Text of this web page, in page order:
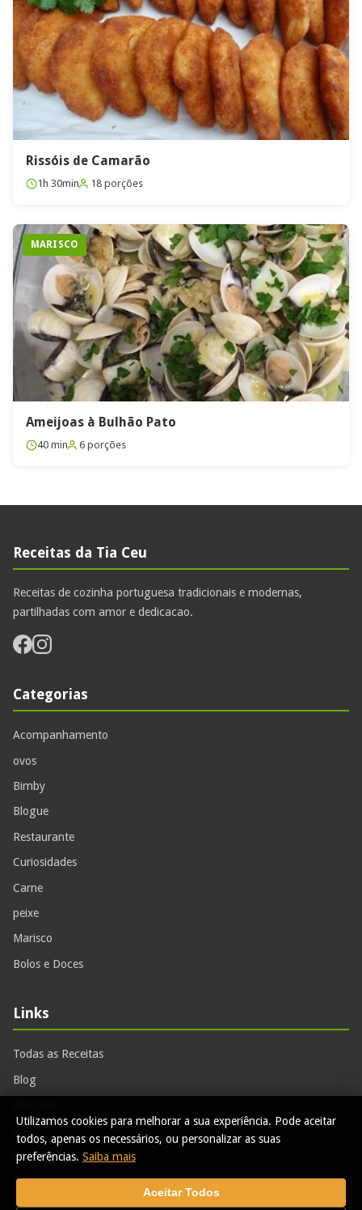
Rissóis de Camarão
1h 30min 18 porções
MARISCO
Ameijoas à Bulhão Pato
40 min 6 porções
Receitas da Tia Ceu
Receitas de cozinha portuguesa tradicionais e modernas,
partilhadas com amor e dedicacao.
Categorias
Acompanhamento
ovos
Bimby
Blogue
Restaurante
Curiosidades
Carne
peixe
Marisco
Bolos e Doces
Links
Todas as Receitas
Blog
Contactos
RSS Feed
Utilizamos cookies para melhorar a sua experiência. Pode aceitar
todos, apenas os necessários, ou personalizar as suas
preferências. Saiba mais
Aceitar Todos